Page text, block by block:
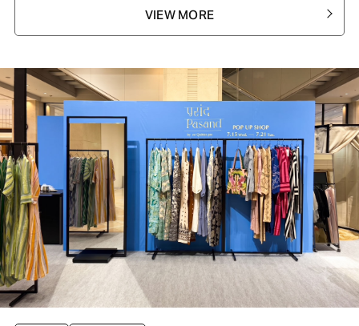
VIEW MORE